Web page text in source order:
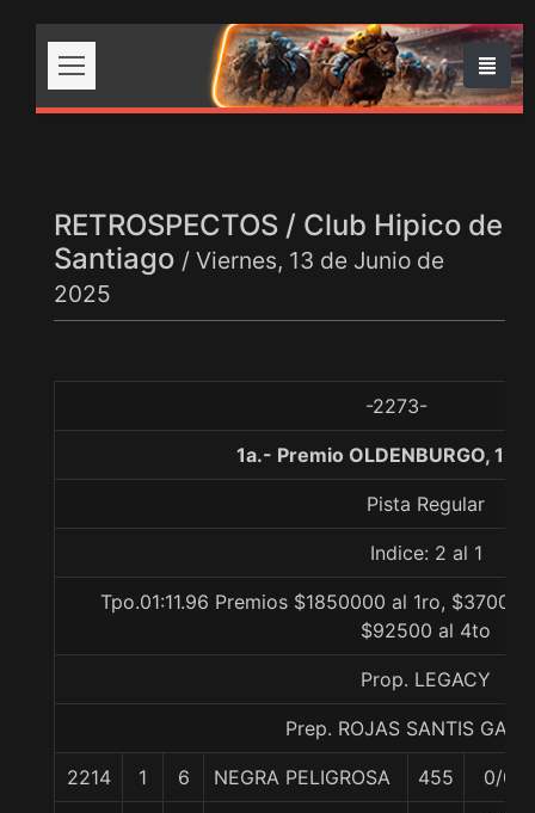
RETROSPECTOS / Club Hipico de
Santiago / Viernes, 13 de Junio de
2025
-2273-
1a.- Premio OLDENBURGO,
Pista Regular
Indice: 2 al 1
Tpo.01:11.96 Premios $1850000 al 1ro,
$92500 al 4to
Prop. LEGACY
Prep. ROJAS SANTIS
2214 1 6 NEGRA PELIGROSA 455 0/0